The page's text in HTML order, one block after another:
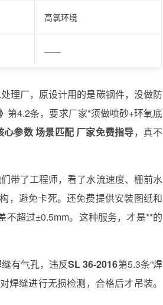
高氯环境
——
理厂，原设计用的是碳钢件，没做防
第4.2条，要求厂家*须做喷砂+环氧底
参数 场景匹配 厂家免费指导，真不
带了工程师，看了水流速度、栅前水
，避免卡死。还免费提供安装图纸和
不超过±0.5mm。这种服务，才是**的
有气孔，违反SL 36-2016第5.3条“焊
对焊缝进行无损检测，合格后才吊装。